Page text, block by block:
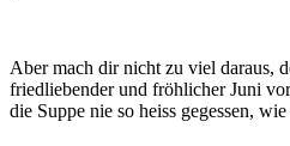
Aber mach dir nicht zu viel daraus,
friedliebender und fröhlicher Juni
die Suppe nie so heiss gegessen,